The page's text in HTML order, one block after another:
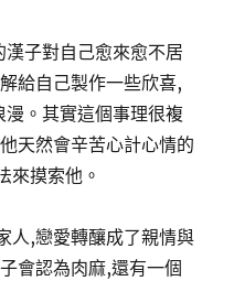
子對自己愈來愈不居
給自己製作一些欣喜,
。其實這個事理很複
天然會辛苦心計心情的
來摸索他。
,戀愛轉釀成了親情與
會認為肉麻,還有一個